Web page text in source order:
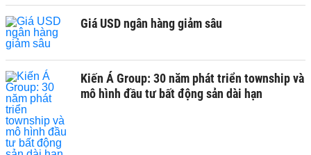
Giá USD ngân hàng giảm sâu
Kiến Á Group: 30 năm phát triển township và
mô hình đầu tư bất động sản dài hạn